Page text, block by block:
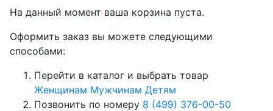
На данный момент ваша корзина пуста.
Оформить заказ вы можете следующими
способами:
Перейти в каталог и выбрать товар
Женщинам Мужчинам Детям
Позвонить по номеру 8 (499) 376-00-50